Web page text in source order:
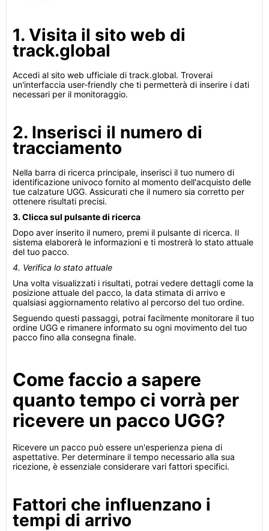
1. Visita il sito web di
track.global
Accedi al sito web ufficiale di track.global. Troverai
un'interfaccia user-friendly che ti permetterà di inserire i dati
necessari per il monitoraggio.
2. Inserisci il numero di
tracciamento
Nella barra di ricerca principale, inserisci il tuo numero di
identificazione univoco fornito al momento dell'acquisto delle
tue calzature UGG. Assicurati che il numero sia corretto per
ottenere risultati precisi.
3. Clicca sul pulsante di ricerca
Dopo aver inserito il numero, premi il pulsante di ricerca. Il
sistema elaborerà le informazioni e ti mostrerà lo stato attuale
del tuo pacco.
4. Verifica lo stato attuale
Una volta visualizzati i risultati, potrai vedere dettagli come la
posizione attuale del pacco, la data stimata di arrivo e
qualsiasi aggiornamento relativo al percorso del tuo ordine.
Seguendo questi passaggi, potrai facilmente monitorare il tuo
ordine UGG e rimanere informato su ogni movimento del tuo
pacco fino alla consegna finale.
Come faccio a sapere
quanto tempo ci vorrà per
ricevere un pacco UGG?
Ricevere un pacco può essere un'esperienza piena di
aspettative. Per determinare il tempo necessario alla sua
ricezione, è essenziale considerare vari fattori specifici.
Fattori che influenzano i
tempi di arrivo